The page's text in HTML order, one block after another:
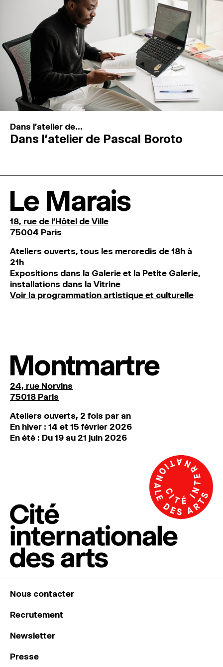
Dans l'atelier de...
Dans l’atelier de Pascal Boroto
Le Marais
18, rue de l'Hôtel de Ville
75004 Paris
Ateliers ouverts, tous les mercredis de 18h à
21h
Expositions dans la Galerie et la Petite Galerie,
installations dans la Vitrine
Voir la programmation artistique et culturelle
Montmartre
24, rue Norvins
75018 Paris
Ateliers ouverts, 2 fois par an
En hiver : 14 et 15 février 2026
En été : Du 19 au 21 juin 2026
Nous contacter
Recrutement
Newsletter
Presse